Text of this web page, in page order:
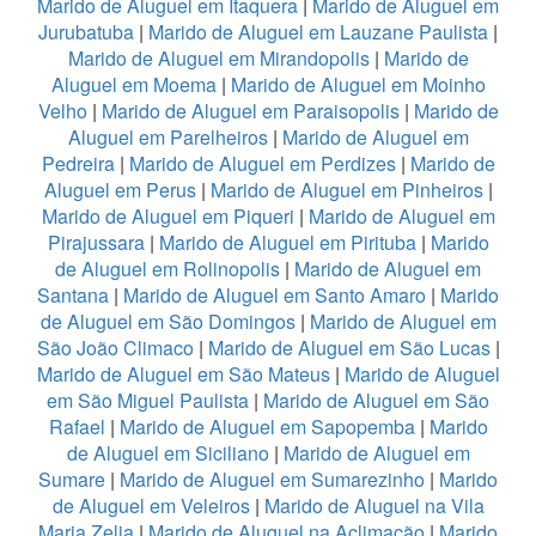
Jurubatuba | Marido de Aluguel em Lauzane Paulista |
Marido de Aluguel em Mirandopolis| Marido de
Aluguel em Moema| Marido de Aluguel em Moinho
Velho | Marido de Aluguel em Paraisopolis| Marido de
Aluguel em Parelheiros| Marido de Aluguel em
Pedreira| Marido de Aluguel em Perdizes| Marido de
Aluguel em Perus| Marido de Aluguel em Pinheiros|
Marido de Aluguel em Piqueri | Marido de Aluguel em
Pirajussara| Marido de Aluguel em Pirituba| Marido
de Aluguel em Rolinopolis | Marido de Aluguel em
Santana | Marido de Aluguel em Santo Amaro | Marido
de Aluguel em São Domingos| Marido de Aluguel em
São João Climaco| Marido de Aluguel em São Lucas|
Marido de Aluguel em São Mateus | Marido de Aluguel
em São Miguel Paulista | Marido de Aluguel em São
Rafael | Marido de Aluguel em Sapopemba | Marido
de Aluguel em Siciliano| Marido de Aluguel em
Sumare | Marido de Aluguel em Sumarezinho | Marido
de Aluguel em Veleiros| Marido de Aluguel na Vila